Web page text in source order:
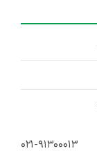
۰۲۱-۹۱۳۰۰۰۱۳